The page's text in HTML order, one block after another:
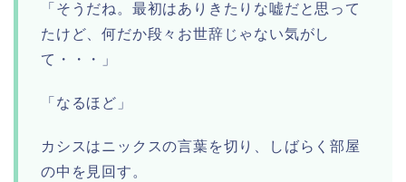
「そうだね。最初はありきたりな嘘だと思って
たけど、何だか段々お世辞じゃない気がし
て・・・」
「なるほど」
カシスはニックスの言葉を切り、しばらく部屋
の中を見回す。